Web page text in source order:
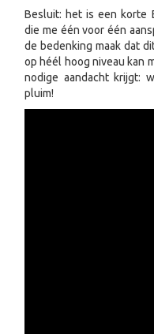
Besluit: het is een korte
die me één voor één
de bedenking maak dat
op héél hoog niveau kan
nodige aandacht krijgt:
pluim!